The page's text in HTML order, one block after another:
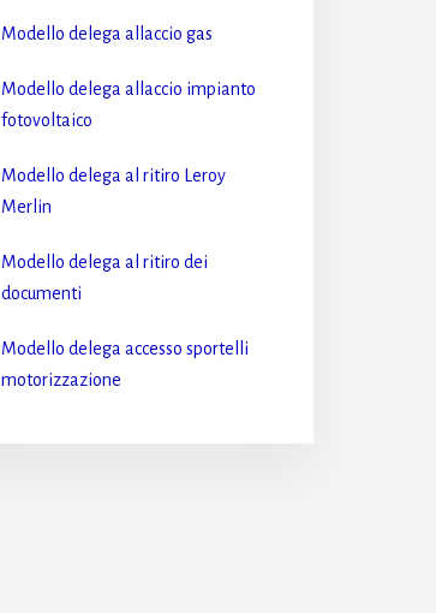
Modello delega allaccio gas​
Modello delega allaccio impianto
fotovoltaico​
Modello delega al ritiro Leroy
Merlin​
Modello delega al ritiro dei
documenti​
Modello delega accesso sportelli
motorizzazione​